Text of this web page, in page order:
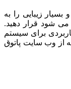
زیبایی را به
قرار دهید.
برای سیستم
سایت پاتوق